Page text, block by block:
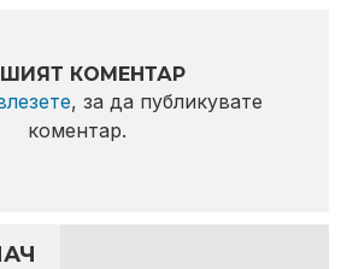
КОМЕНТАР
, за да публикувате
коментар.